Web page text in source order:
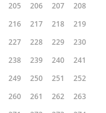
205 206 207
208
216 217 218
219
227 228 229
230
238 239 240
241
249 250 251
252
260 261 262
263